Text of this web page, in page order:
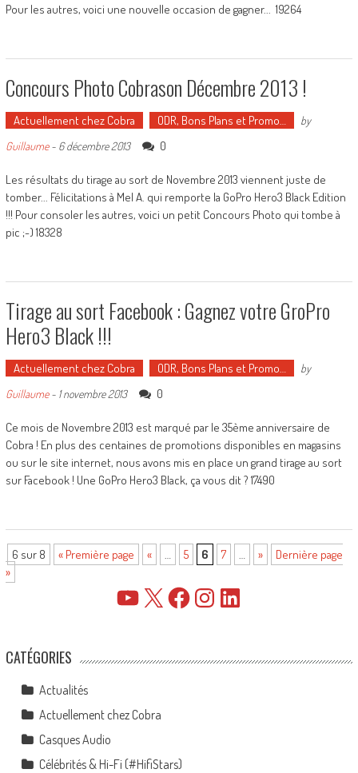
Pour les autres, voici une nouvelle occasion de gagner... 19264
Concours Photo Cobrason Décembre 2013 !
Actuellement chez Cobra ODR, Bons Plans et Promo…
by
Guillaume- 6 décembre 2013 0
Les résultats du tirage au sort de Novembre 2013 viennent juste de
tomber... Félicitations à Mel A. qui remporte la GoPro Hero3 Black Edition
!!! Pour consoler les autres, voici un petit Concours Photo qui tombe à
pic ;-) 18328
Tirage au sort Facebook : Gagnez votre GroPro
Hero3 Black !!!
Actuellement chez Cobra ODR, Bons Plans et Promo…
by
Guillaume- 1 novembre 2013 0
Ce mois de Novembre 2013 est marqué par le 35ème anniversaire de
Cobra ! En plus des centaines de promotions disponibles en magasins
ou sur le site internet, nous avons mis en place un grand tirage au sort
sur Facebook ! Une GoPro Hero3 Black, ça vous dit ? 17490
6 sur 8 « Première page « 5 6 7 »
Dernière page
»
YouTube FacebookInstagramLinkedIn
CATÉGORIES
Actualités
Actuellement chez Cobra
Casques Audio
Célébrités & Hi-Fi (#HifiStars)